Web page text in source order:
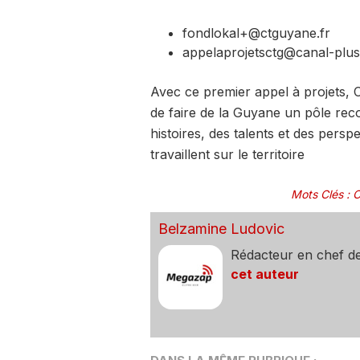
fondlokal+@ctguyane.fr
appelaprojetsctg@canal-
Avec ce premier appel à projets,
de faire de la Guyane un pôle
histoires, des talents et des
travaillent sur le territoire
Mots Clés:
Belzamine Ludovic
Rédacteur en chef
cet auteur